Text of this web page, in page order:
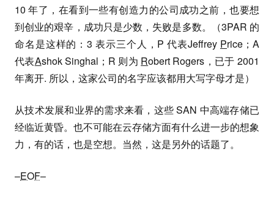
10 年了，在看到一些有创造力的公司成功之前，也要想
到创业的艰辛，成功只是少数，失败是多数。（3PAR 的
命名是这样的：3 表示三个人，P 代表Jeffrey Price；A
代表Ashok Singhal；R 则为 Robert Rogers，已于 2001
年离开. 所以，这家公司的名字应该都用大写字母才是）
从技术发展和业界的需求来看，这些 SAN 中高端存储已
经临近黄昏。也不可能在云存储方面有什么进一步的想象
力，有的话，也是空想。当然，这是另外的话题了。
–EOF–